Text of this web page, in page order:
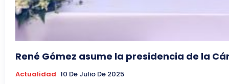
René Gómez asume la presidencia de la
Actualidad 10 De Julio De 2025